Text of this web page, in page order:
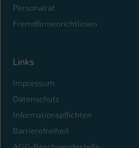
Personalrat
Fremdfirmenrichtlinien
Links
Impressum
Datenschutz
Informationspflichten
Barrierefreiheit